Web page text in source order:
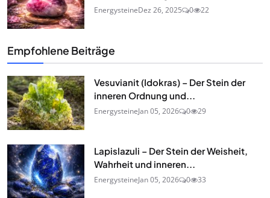
EnergysteineDez 26, 2025 0 22
Empfohlene Beiträge
Vesuvianit (Idokras) – Der Stein der
inneren Ordnung und...
EnergysteineJan 05, 2026 0 29
Lapislazuli – Der Stein der Weisheit,
Wahrheit und inneren...
EnergysteineJan 05, 2026 0 33